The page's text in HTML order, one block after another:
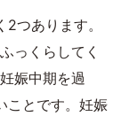
つあります。
っくらしてく
娠中期を過
ことです。妊娠